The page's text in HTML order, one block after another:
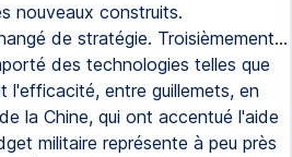
nouveaux construits.
de stratégie. Troisièmement...
des technologies telles que
l'efficacité, entre guillemets, en
la Chine, qui ont accentué l'aide
militaire représente à peu près